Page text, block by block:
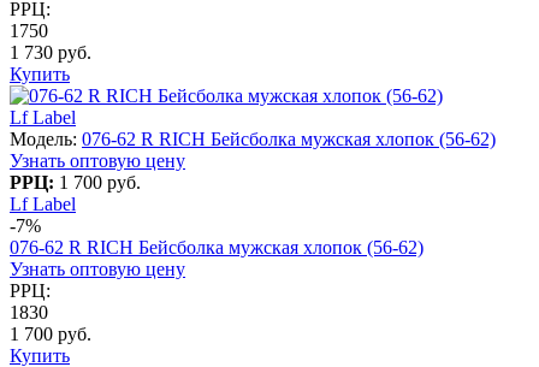
РРЦ:
1750
1 730 руб.
Купить
Lf Label
Модель: 076-62 R RICH Бейсболка мужская хлопок (56-62)
Узнать оптовую цену
РРЦ: 1 700 руб.
Lf Label
-7%
076-62 R RICH Бейсболка мужская хлопок (56-62)
Узнать оптовую цену
РРЦ:
1830
1 700 руб.
Купить